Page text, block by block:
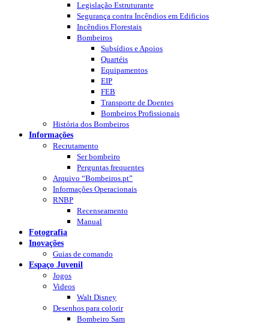
Legislação Estruturante
Segurança contra Incêndios em Edificios
Incêndios Florestais
Bombeiros
Subsídios e Apoios
Quartéis
Equipamentos
EIP
FEB
Transporte de Doentes
Bombeiros Profissionais
História dos Bombeiros
Informações
Recrutamento
Ser bombeiro
Perguntas frequentes
Arquivo “Bombeiros.pt”
Informações Operacionais
RNBP
Recenseamento
Manual
Fotografia
Inovações
Guias de comando
Espaço Juvenil
Jogos
Videos
Walt Disney
Desenhos para colorir
Bombeiro Sam